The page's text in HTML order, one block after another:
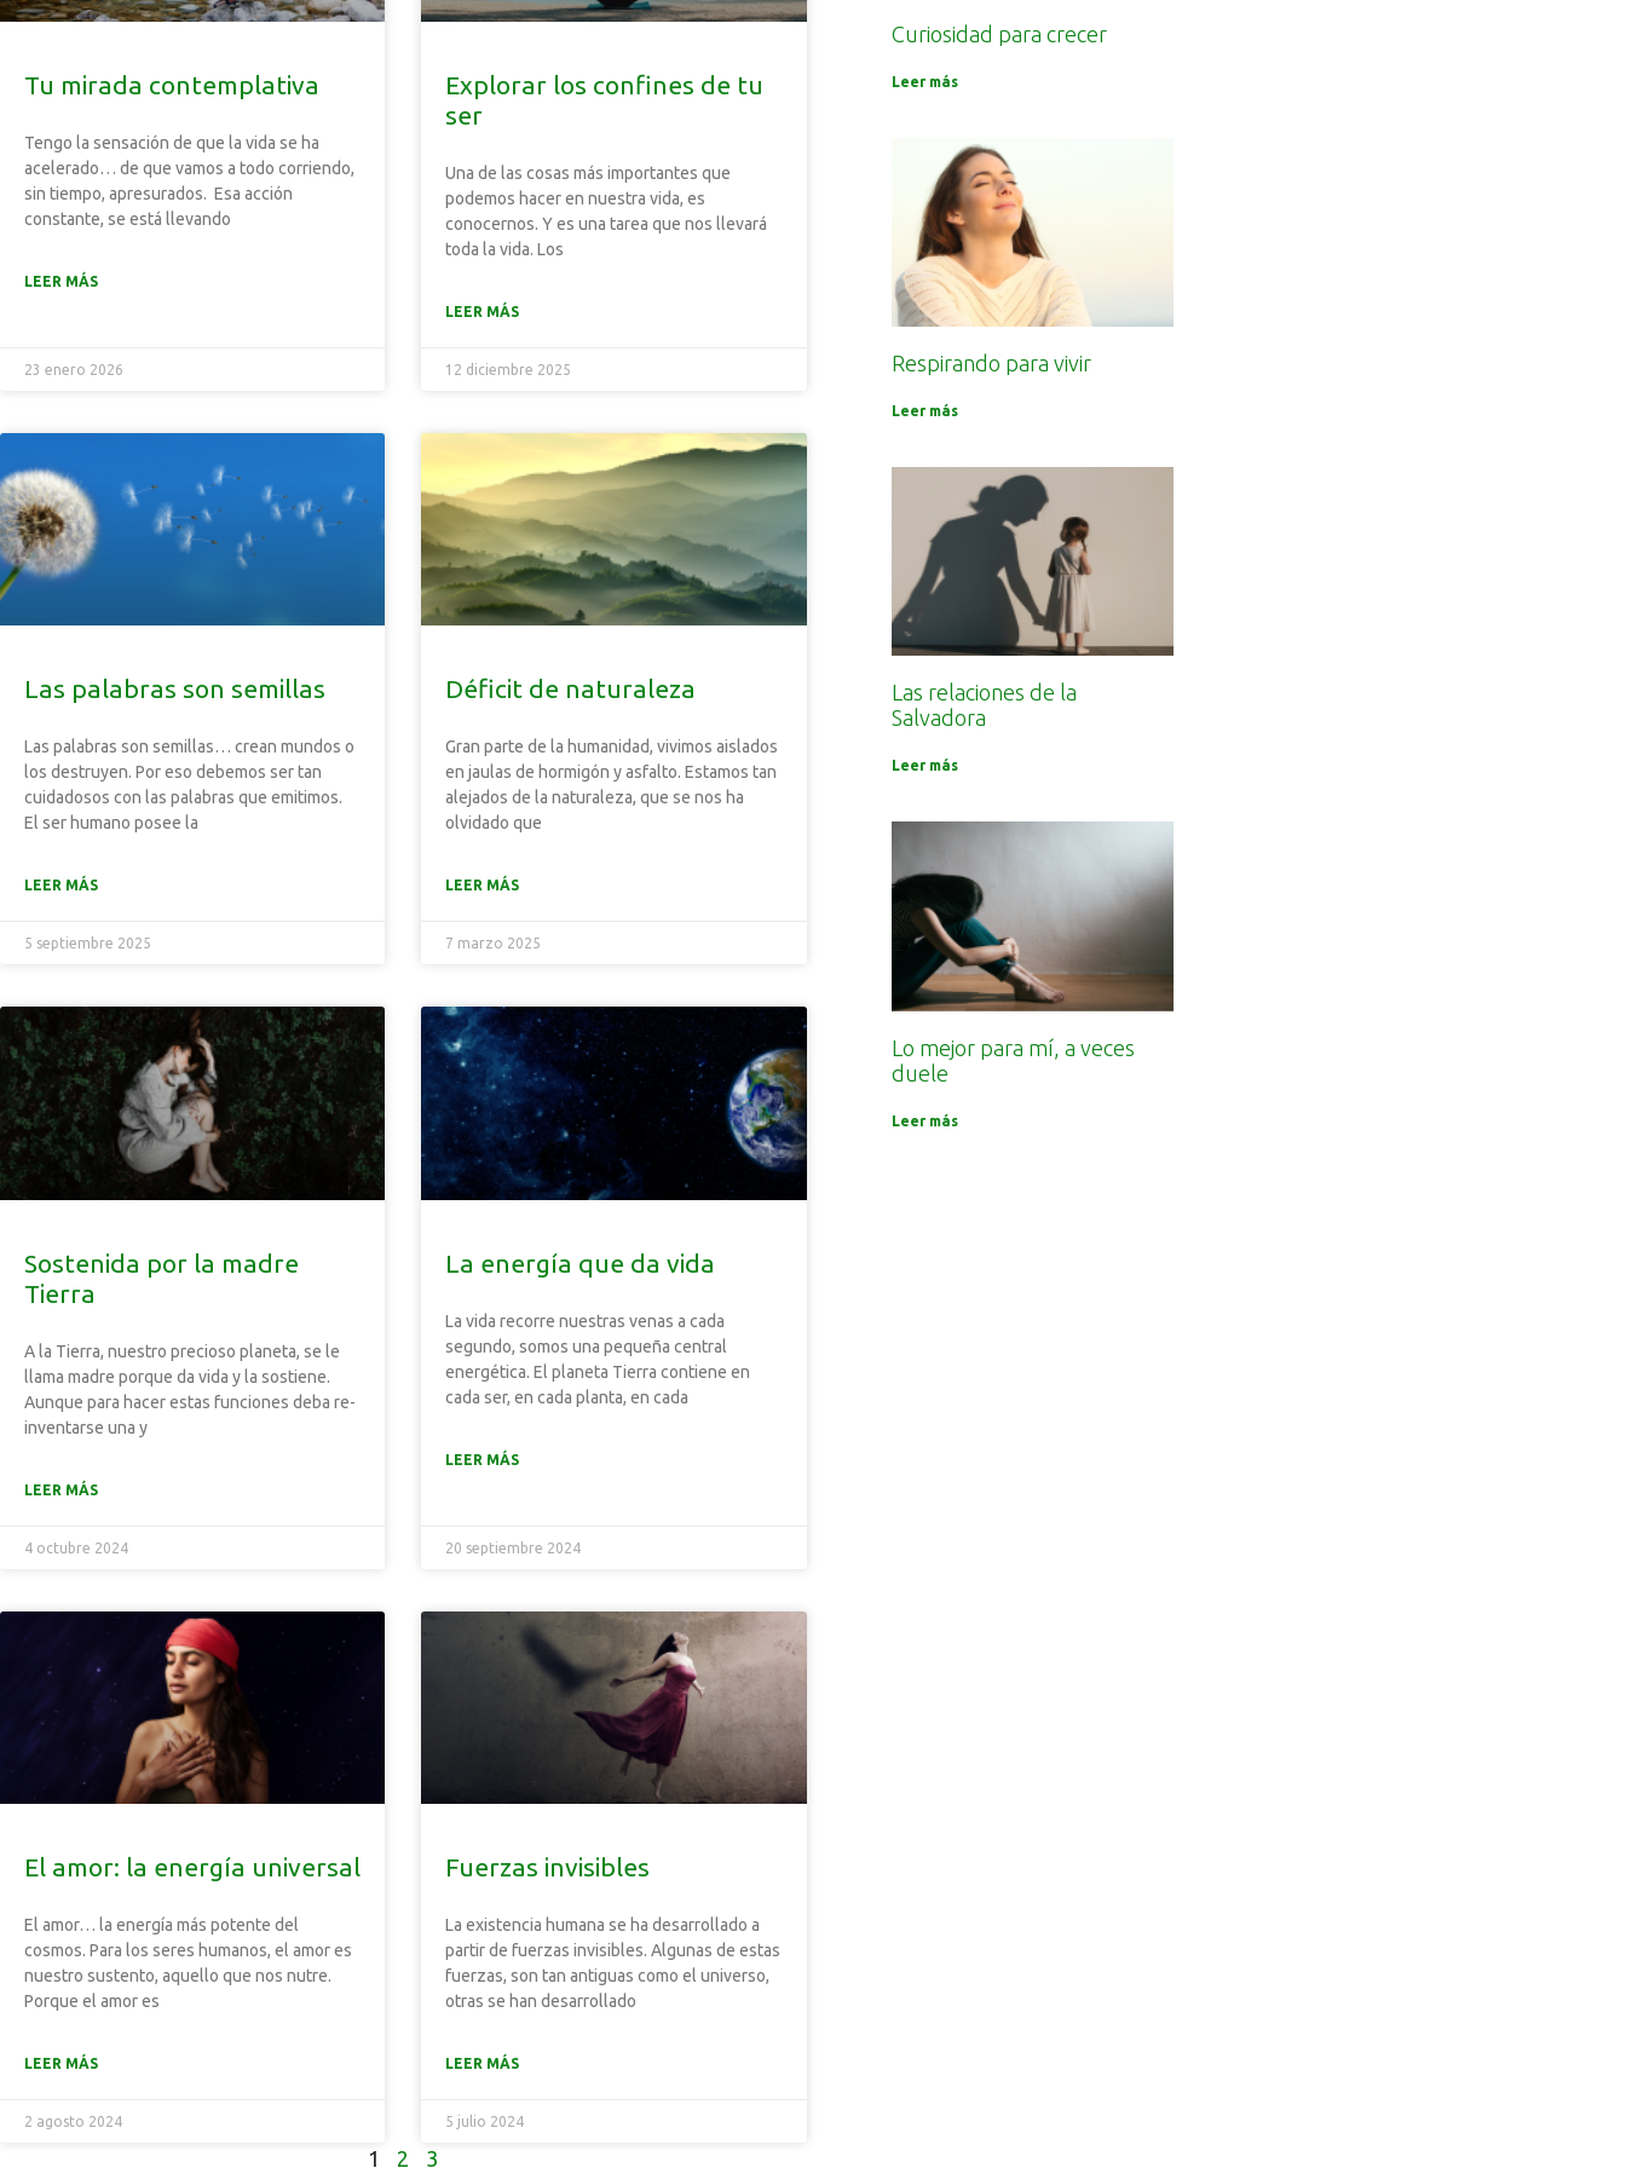
Tu mirada contemplativa
Tengo la sensación de que la vida se ha
acelerado… de que vamos a todo corriendo,
sin tiempo, apresurados. Esa acción
constante, se está llevando
LEER MÁS
23 enero 2026
Explorar los confines de tu
ser
Una de las cosas más importantes que
podemos hacer en nuestra vida, es
conocernos. Y es una tarea que nos llevará
toda la vida. Los
LEER MÁS
12 diciembre 2025
Las palabras son semillas
Las palabras son semillas… crean mundos o
los destruyen. Por eso debemos ser tan
cuidadosos con las palabras que emitimos.
El ser humano posee la
LEER MÁS
5 septiembre 2025
Déficit de naturaleza
Gran parte de la humanidad, vivimos aislados
en jaulas de hormigón y asfalto. Estamos tan
alejados de la naturaleza, que se nos ha
olvidado que
LEER MÁS
7 marzo 2025
Sostenida por la madre
Tierra
A la Tierra, nuestro precioso planeta, se le
llama madre porque da vida y la sostiene.
Aunque para hacer estas funciones deba re-
inventarse una y
LEER MÁS
4 octubre 2024
La energía que da vida
La vida recorre nuestras venas a cada
segundo, somos una pequeña central
energética. El planeta Tierra contiene en
cada ser, en cada planta, en cada
LEER MÁS
20 septiembre 2024
El amor: la energía universal
El amor… la energía más potente del
cosmos. Para los seres humanos, el amor es
nuestro sustento, aquello que nos nutre.
Porque el amor es
LEER MÁS
2 agosto 2024
Fuerzas invisibles
La existencia humana se ha desarrollado a
partir de fuerzas invisibles. Algunas de estas
fuerzas, son tan antiguas como el universo,
otras se han desarrollado
LEER MÁS
5 julio 2024
1 2 3
Curiosidad para crecer
Leer más
Respirando para vivir
Leer más
Las relaciones de la
Salvadora
Leer más
Lo mejor para mí, a veces
duele
Leer más